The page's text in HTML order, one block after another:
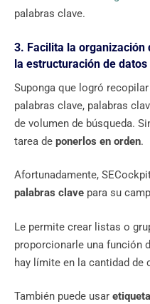
palabras clave.
3. Facilita la organización
la estructuración de datos
Suponga que logró
palabras clave, palabras
de volumen de búsqueda.
tarea de ponerlos en orden.
Afortunadamente,
palabras clave para su
Le permite crear listas o
proporcionarle una función
hay límite en la cantidad de
También puede usar